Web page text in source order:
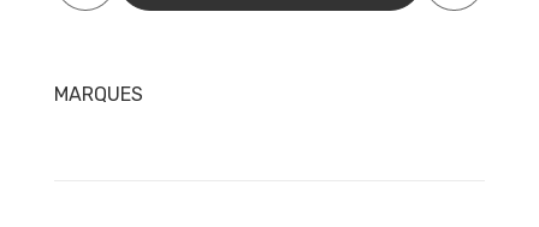
N°
MARQUES